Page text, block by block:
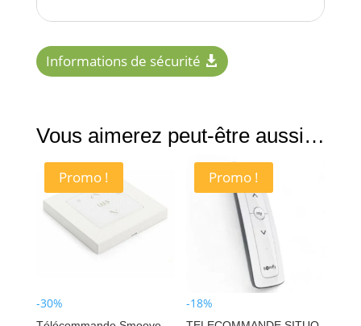
Informations de sécurité
Vous aimerez peut-être aussi…
Promo !
-30%
Promo !
-18%